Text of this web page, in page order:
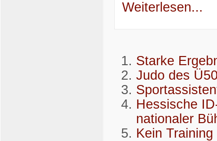
Weiterlesen...
Starke
Judo des
Hessische
nationaler
Kein